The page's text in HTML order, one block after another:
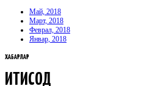
Май, 2018
Март, 2018
Феврал, 2018
Январ, 2018
ХАБАРЛАР
ИҚТИСОД